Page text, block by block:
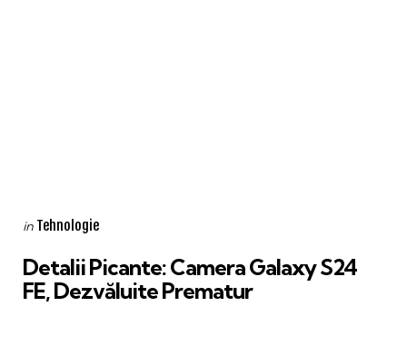
Categories
Posted
in Tehnologie
Detalii Picante: Camera Galaxy S24
FE, Dezvăluite Prematur